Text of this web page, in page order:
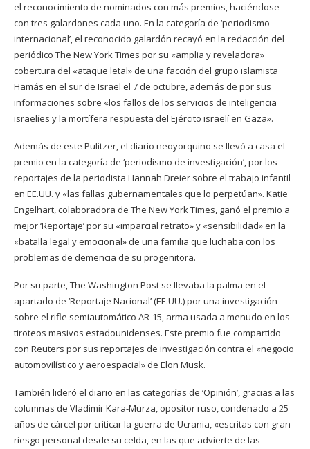
el reconocimiento de nominados con más premios, haciéndose
con tres galardones cada uno. En la categoría de ‘periodismo
internacional’, el reconocido galardón recayó en la redacción del
periódico The New York Times por su «amplia y reveladora»
cobertura del «ataque letal» de una facción del grupo islamista
Hamás en el sur de Israel el 7 de octubre, además de por sus
informaciones sobre «los fallos de los servicios de inteligencia
israelíes y la mortífera respuesta del Ejército israelí en Gaza».
Además de este Pulitzer, el diario neoyorquino se llevó a casa el
premio en la categoría de ‘periodismo de investigación’, por los
reportajes de la periodista Hannah Dreier sobre el trabajo infantil
en EE.UU. y «las fallas gubernamentales que lo perpetúan». Katie
Engelhart, colaboradora de The New York Times, ganó el premio a
mejor ‘Reportaje’ por su «imparcial retrato» y «sensibilidad» en la
«batalla legal y emocional» de una familia que luchaba con los
problemas de demencia de su progenitora.
Por su parte, The Washington Post se llevaba la palma en el
apartado de ‘Reportaje Nacional’ (EE.UU.) por una investigación
sobre el rifle semiautomático AR-15, arma usada a menudo en los
tiroteos masivos estadounidenses. Este premio fue compartido
con Reuters por sus reportajes de investigación contra el «negocio
automovilístico y aeroespacial» de Elon Musk.
También lideró el diario en las categorías de ‘Opinión’, gracias a las
columnas de Vladimir Kara-Murza, opositor ruso, condenado a 25
años de cárcel por criticar la guerra de Ucrania, «escritas con gran
riesgo personal desde su celda, en las que advierte de las